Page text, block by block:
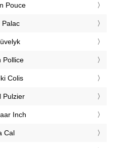
Pouce
Palac
Pollice
Colis
Pulzier
Inch
Cal